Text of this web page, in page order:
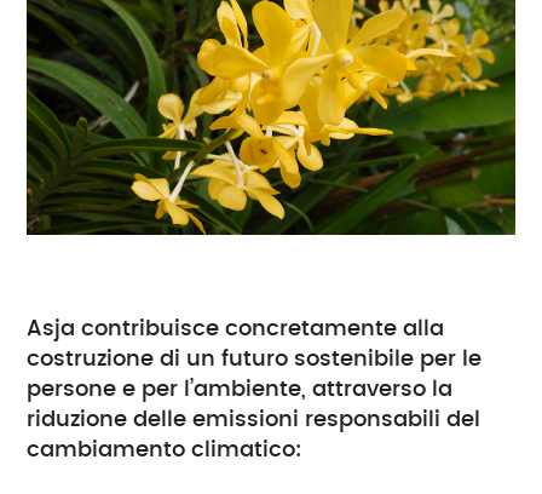
Asja contribuisce concretamente alla
costruzione di un futuro sostenibile per le
persone e per l’ambiente, attraverso la
riduzione delle emissioni responsabili del
cambiamento climatico: